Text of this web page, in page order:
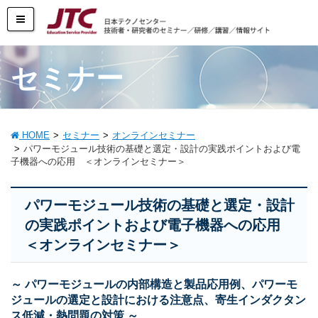
セミナー
HOME セミナー
オンラインセミナー
パワーモジュール技術の基礎と選定・設計の実践ポイントおよび電
子機器への応用 ＜オンラインセミナー＞
パワーモジュール技術の基礎と選定・設計
の実践ポイントおよび電子機器への応用
＜オンラインセミナー＞
～ パワーモジュールの内部構造と製品応用例、パワーモ
ジュールの選定と設計における注意点、寄生インダクタン
ス低減・熱問題の対策 ～